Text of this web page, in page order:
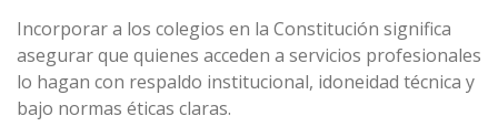
Incorporar a los colegios en la Constitución significa
asegurar que quienes acceden a servicios profesionales
lo hagan con respaldo institucional, idoneidad técnica y
bajo normas éticas claras.